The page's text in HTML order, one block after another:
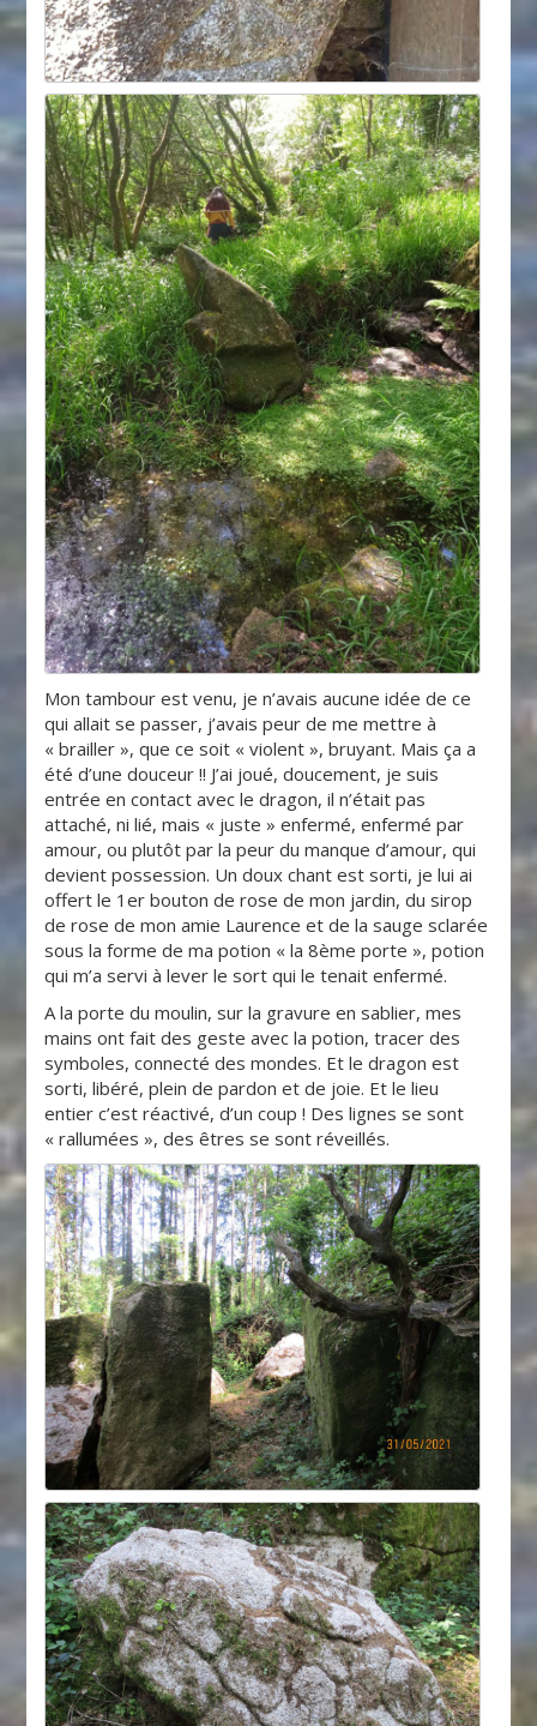
Mon tambour est venu, je n’avais aucune idée de ce
qui allait se passer, j’avais peur de me mettre à
« brailler », que ce soit « violent », bruyant. Mais ça a
été d’une douceur !! J’ai joué, doucement, je suis
entrée en contact avec le dragon, il n’était pas
attaché, ni lié, mais « juste » enfermé, enfermé par
amour, ou plutôt par la peur du manque d’amour, qui
devient possession. Un doux chant est sorti, je lui ai
offert le 1er bouton de rose de mon jardin, du sirop
de rose de mon amie Laurence et de la sauge sclarée
sous la forme de ma potion « la 8ème porte », potion
qui m’a servi à lever le sort qui le tenait enfermé.
A la porte du moulin, sur la gravure en sablier, mes
mains ont fait des geste avec la potion, tracer des
symboles, connecté des mondes. Et le dragon est
sorti, libéré, plein de pardon et de joie. Et le lieu
entier c’est réactivé, d’un coup ! Des lignes se sont
« rallumées », des êtres se sont réveillés.